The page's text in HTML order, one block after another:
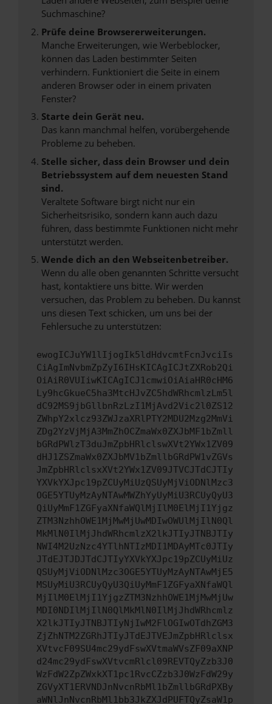
Suchmaschine?
Prüfe deine Browsererweiterungen.
Manche Erweiterungen, wie Werbeblocker,
können das Laden bestimmter Seiten
verhindern. Funktioniert die Seite in einem
anderen Browser oder in einem privaten
Fenster?
Starte dein Gerät neu.
Das kann manchmal helfen, vorübergehende
Probleme zu beheben.
Stelle sicher, dass dein Browser und dein
Betriebssystem auf dem neuesten Stand
sind.
Veraltete Software birgt nicht nur ein
Sicherheitsrisiko, sondern kann auch dazu
führen, dass bestimmte Funktionen nicht mehr
unterstützt werden.
Wende dich an den Webseitenbetreiber.
Wenn du alle oben genannten Schritte versucht
hast, kontaktiere uns bitte. Wir werden
versuchen, das Problem zu beheben. Du kannst
uns diesen Text schicken, um uns bei der
Fehlersuche zu unterstützen:
ewogICJuYW1lIjogIk5ldHdvcmtFcnJvciIs
CiAgImNvbmZpZyI6IHsKICAgICJtZXRob2Qi
OiAiR0VUIiwKICAgICJ1cmwiOiAiaHR0cHM6
Ly9hcGkueC5ha3MtcHJvZC5hdWRhcmlzLm5l
dC92MS9jbGllbnRzLzI1MjAvd2Vic2l0ZS12
ZWhpY2xlcz93ZWJzaXRlPTY2MDU2Mzg2MmVi
ZDg2YzVjMjA3MmZhOCZmaWx0ZXJbMF1bZmll
bGRdPWlzT3duJmZpbHRlclswXVt2YWx1ZV09
dHJ1ZSZmaWx0ZXJbMV1bZmllbGRdPW1vZGVs
JmZpbHRlclsxXVt2YWx1ZV09JTVCJTdCJTIy
YXVkYXJpc19pZCUyMiUzQSUyMjViODNlMzc3
OGE5YTUyMzAyNTAwMWZhYyUyMiU3RCUyQyU3
QiUyMmF1ZGFyaXNfaWQlMjIlM0ElMjI1Yjgz
ZTM3NzhhOWE1MjMwMjUwMDIwOWUlMjIlN0Ql
MkMlN0IlMjJhdWRhcmlzX2lkJTIyJTNBJTIy
NWI4M2UzNzc4YTlhNTIzMDI1MDAyMTc0JTIy
JTdEJTJDJTdCJTIyYXVkYXJpc19pZCUyMiUz
QSUyMjViODNlMzc3OGE5YTUyMzAyNTAwMjE5
MSUyMiU3RCUyQyU3QiUyMmF1ZGFyaXNfaWQl
MjIlM0ElMjI1YjgzZTM3NzhhOWE1MjMwMjUw
MDI0NDIlMjIlN0QlMkMlN0IlMjJhdWRhcmlz
X2lkJTIyJTNBJTIyNjIwM2FlOGIwOTdhZGM3
ZjZhNTM2ZGRhJTIyJTdEJTVEJmZpbHRlclsx
XVtvcF09SU4mc29ydFswXVtmaWVsZF09aXNP
d24mc29ydFswXVtvcmRlcl09REVTQyZzb3J0
WzFdW2ZpZWxkXT1pc1RvcCZzb3J0WzFdW29y
ZGVyXT1ERVNDJnNvcnRbMl1bZmllbGRdPXBy
aWNlJnNvcnRbMl1bb3JkZXJdPUFTQyZsaW1p